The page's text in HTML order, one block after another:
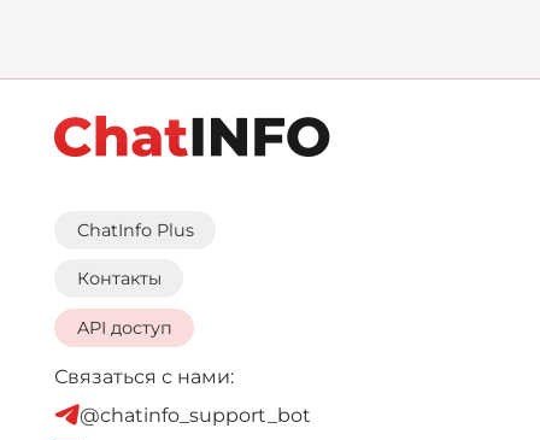
ChatInfo Plus
Контакты
API доступ
Связаться с нами:
@chatinfo_support_bot